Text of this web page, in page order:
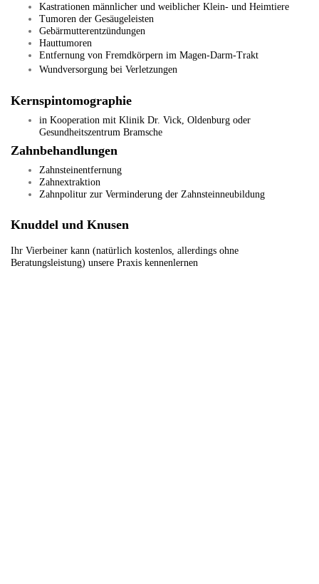
Kastrationen männlicher und weiblicher Klein- und Heimtiere
Tumoren der Gesäugeleisten
Gebärmutterentzündungen
Hauttumoren
Entfernung von Fremdkörpern im Magen-Darm-Trakt
Wundversorgung bei Verletzungen
Kernspintomographie
in Kooperation mit Klinik Dr. Vick, Oldenburg oder
Gesundheitszentrum Bramsche
Zahnbehandlungen
Zahnsteinentfernung
Zahnextraktion
Zahnpolitur zur Verminderung der Zahnsteinneubildung
Knuddel und Knusen
Ihr Vierbeiner kann (natürlich kostenlos, allerdings ohne
Beratungsleistung) unsere Praxis kennenlernen